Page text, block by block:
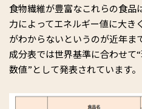
食物繊維が豊富なこれらの食品
力によってエネルギー値に大き
がわからないというのが近年ま
成分表では世界基準に合わせて
数値”として発表されています。